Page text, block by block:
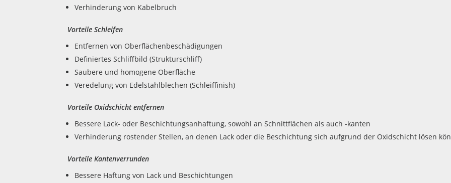
Verhinderung von Kabelbruch
Vorteile Schleifen
Entfernen von Oberflächenbeschädigungen
Definiertes Schliffbild (Strukturschliff)
Saubere und homogene Oberfläche
Veredelung von Edelstahlblechen (Schleiffinish)
Vorteile Oxidschicht entfernen
Bessere Lack- oder Beschichtungsanhaftung, sowohl an Schnittflächen als auch -kanten
Verhinderung rostender Stellen, an denen Lack oder die Beschichtung sich aufgrund der Oxidschicht lösen
Vorteile Kantenverrunden
Bessere Haftung von Lack und Beschichtungen